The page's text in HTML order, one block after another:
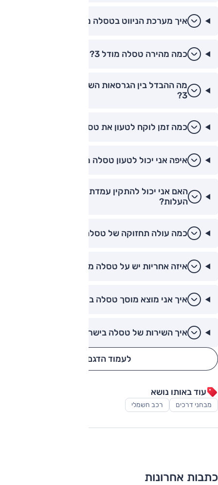
איך מערכת הניווט בטסלה מודל 3?
כמה מהירה טסלה מודל 3?
מה ההבדל בין הגרסאות השונות של טסלה מודל
3?
כמה זמן לוקח לטעון את טסלה מודל 3?
איפה אני יכול לטעון טסלה מודל 3 בישראל?
האם אני יכול להתקין עמדת טעינה ביתית ומה
העלות?
כמה עולה תחזוקה של טסלה מודל 3?
איזה אחריות יש על טסלה מודל 3?
איך אני מוצא מוסך טסלה בישראל?
איך השירות של טסלה בישראל?
לעמוד הדגם
עוד באותו נושא
מבחני דרכים רכב חשמלי
כתבות אחרונות